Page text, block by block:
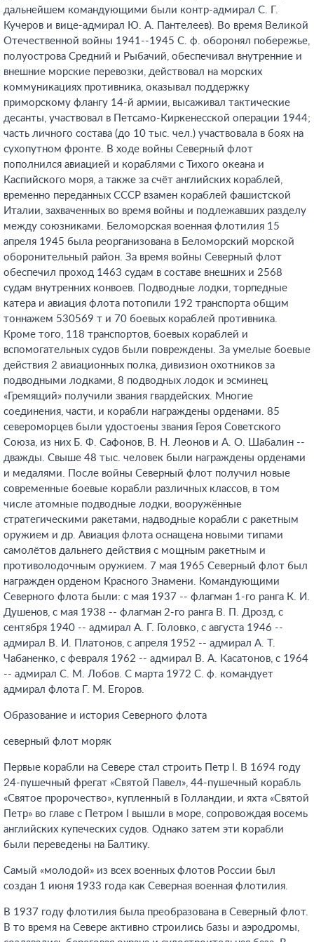
дальнейшем командующими были контр-адмирал С. Г.
Кучеров и вице-адмирал Ю. А. Пантелеев). Во время Великой
Отечественной войны 1941--1945 С. ф. оборонял побережье,
полуострова Средний и Рыбачий, обеспечивал внутренние и
внешние морские перевозки, действовал на морских
коммуникациях противника, оказывал поддержку
приморскому флангу 14-й армии, высаживал тактические
десанты, участвовал в Петсамо-Киркенесской операции 1944;
часть личного состава (до 10 тыс. чел.) участвовала в боях на
сухопутном фронте. В ходе войны Северный флот
пополнился авиацией и кораблями с Тихого океана и
Каспийского моря, а также за счёт английских кораблей,
временно переданных СССР взамен кораблей фашистской
Италии, захваченных во время войны и подлежавших разделу
между союзниками. Беломорская военная флотилия 15
апреля 1945 была реорганизована в Беломорский морской
оборонительный район. За время войны Северный флот
обеспечил проход 1463 судам в составе внешних и 2568
судам внутренних конвоев. Подводные лодки, торпедные
катера и авиация флота потопили 192 транспорта общим
тоннажем 530569 т и 70 боевых кораблей противника.
Кроме того, 118 транспортов, боевых кораблей и
вспомогательных судов были повреждены. За умелые боевые
действия 2 авиационных полка, дивизион охотников за
подводными лодками, 8 подводных лодок и эсминец
«Гремящий» получили звания гвардейских. Многие
соединения, части, и корабли награждены орденами. 85
североморцев были удостоены звания Героя Советского
Союза, из них Б. Ф. Сафонов, В. Н. Леонов и А. О. Шабалин --
дважды. Свыше 48 тыс. человек были награждены орденами
и медалями. После войны Северный флот получил новые
современные боевые корабли различных классов, в том
числе атомные подводные лодки, вооружённые
стратегическими ракетами, надводные корабли с ракетным
оружием и др. Авиация флота оснащена новыми типами
самолётов дальнего действия с мощным ракетным и
противолодочным оружием. 7 мая 1965 Северный флот был
награжден орденом Красного Знамени. Командующими
Северного флота были: с мая 1937 -- флагман 1-го ранга К. И.
Душенов, с мая 1938 -- флагман 2-го ранга В. П. Дрозд, с
сентября 1940 -- адмирал А. Г. Головко, с августа 1946 --
адмирал В. И. Платонов, с апреля 1952 -- адмирал А. Т.
Чабаненко, с февраля 1962 -- адмирал В. А. Касатонов, с 1964
-- адмирал С. М. Лобов. С марта 1972 С. ф. командует
адмирал флота Г. М. Егоров.
Образование и история Северного флота
северный флот моряк
Первые корабли на Севере стал строить Петр I. В 1694 году
24-пушечный фрегат «Святой Павел», 44-пушечный корабль
«Святое пророчество», купленный в Голландии, и яхта «Святой
Петр» во главе с Петром I вышли в море, сопровождая восемь
английских купеческих судов. Однако затем эти корабли
были переведены на Балтику.
Самый «молодой» из всех военных флотов России был
создан 1 июня 1933 года как Северная военная флотилия.
В 1937 году флотилия была преобразована в Северный флот.
В то время на Севере активно строились базы и аэродромы,